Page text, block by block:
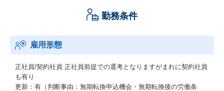
勤務条件
雇用形態
正社員/契約社員 正社員前提での選考となりますがまれに契約社員
も有り
更新：有（判断事由：無期転換申込機会・無期転換後の労働条